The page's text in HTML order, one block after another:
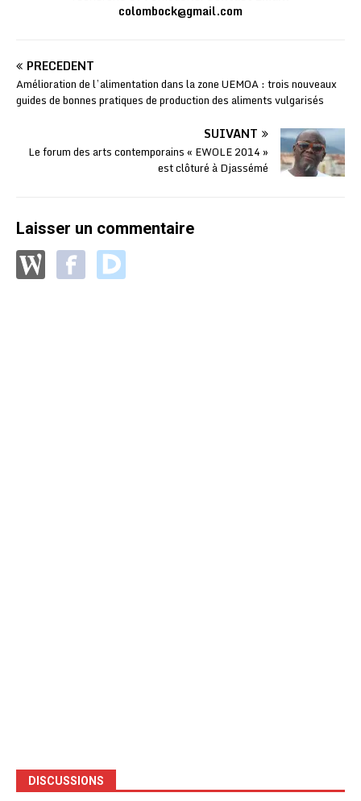
colombock@gmail.com
PRÉCÉDENT
Amélioration de l’alimentation dans la zone UEMOA : trois nouveaux
guides de bonnes pratiques de production des aliments vulgarisés
SUIVANT
Le forum des arts contemporains « EWOLE 2014 »
est clôturé à Djassémé
Laisser un commentaire
DISCUSSIONS